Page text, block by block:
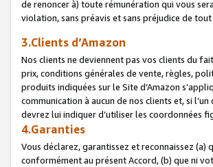
de renoncer à) toute rémunération qui vous
violation, sans préavis et sans préjudice de
3.Clients d’Amazon
Nos clients ne deviennent pas vos clients du
prix, conditions générales de vente, règles,
produits indiquées sur le Site d’Amazon
communication à aucun de nos clients et, si
devrez lui indiquer d’utiliser les coordonnées
4.Garanties
Vous déclarez, garantissez et reconnaissez
conformément au présent Accord, (b) que ni